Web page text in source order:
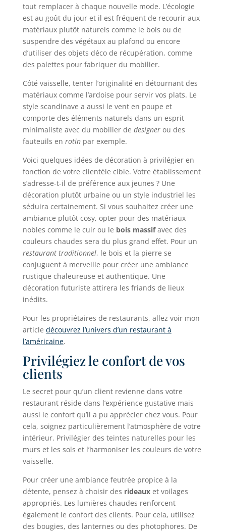
tout remplacer à chaque nouvelle mode. L’écologie
est au goût du jour et il est fréquent de recourir aux
matériaux plutôt naturels comme le bois ou de
suspendre des végétaux au plafond ou encore
d’utiliser des objets déco de récupération, comme
des palettes pour fabriquer du mobilier.
Côté vaisselle, tenter l’originalité en détournant des
matériaux comme l’ardoise pour servir vos plats. Le
style scandinave a aussi le vent en poupe et
comporte des éléments naturels dans un esprit
minimaliste avec du mobilier de designerou des
fauteuils en rotinpar exemple.
Voici quelques idées de décoration à privilégier en
fonction de votre clientèle cible. Votre établissement
s’adresse-t-il de préférence aux jeunes ? Une
décoration plutôt urbaine ou un style industriel les
séduira certainement. Si vous souhaitez créer une
ambiance plutôt cosy, opter pour des matériaux
nobles comme le cuir ou le bois massifavec des
couleurs chaudes sera du plus grand effet. Pour un
restaurant traditionnel, le bois et la pierre se
conjuguent à merveille pour créer une ambiance
rustique chaleureuse et authentique. Une
décoration futuriste attirera les friands de lieux
inédits.
Pour les propriétaires de restaurants, allez voir mon
article découvrez l’univers d’un restaurant à
l’américaine.
Privilégiez le confort de vos
clients
Le secret pour qu’un client revienne dans votre
restaurant réside dans l’expérience gustative mais
aussi le confort qu’il a pu apprécier chez vous. Pour
cela, soignez particulièrement l’atmosphère de votre
intérieur. Privilégier des teintes naturelles pour les
murs et les sols et l’harmoniser les couleurs de votre
vaisselle.
Pour créer une ambiance feutrée propice à la
détente, pensez à choisir des rideauxet voilages
appropriés. Les lumières chaudes renforcent
également le confort des clients. Pour cela, utilisez
des bougies, des lanternes ou des photophores. De